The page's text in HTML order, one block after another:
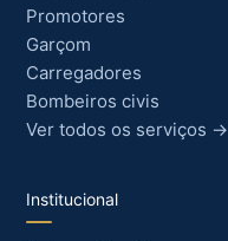
Promotores
Garçom
Carregadores
Bombeiros civis
Ver todos os serviços →
Institucional